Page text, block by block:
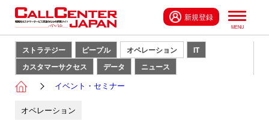
新規登録
ストラテジー ピープル オペレーション
IT
カスタマーサクセス
データ ニュース
イベント・セミナー
オペレーション